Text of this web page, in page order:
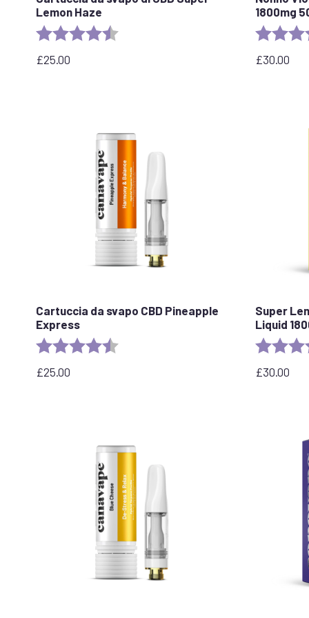
Lemon Haze
Valutazione:
£25.00
1800mg
£30.00
Cartuccia da svapo CBD Pineapple
Express
Valutazione:
£25.00
Super
Liquid
£30.00